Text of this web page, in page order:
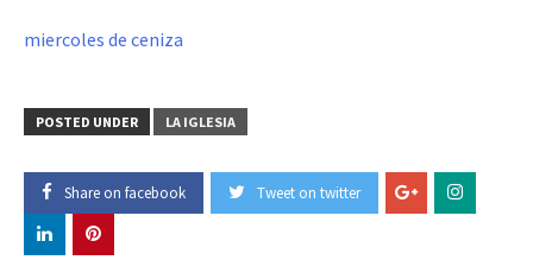
miercoles de ceniza
POSTED UNDER LA IGLESIA
Share on facebook Tweet on twitter